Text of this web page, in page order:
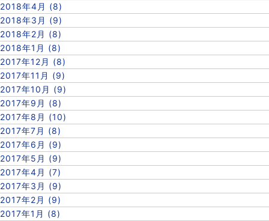
2018年4月 (8)
2018年3月 (9)
2018年2月 (8)
2018年1月 (8)
2017年12月 (8)
2017年11月 (9)
2017年10月 (9)
2017年9月 (8)
2017年8月 (10)
2017年7月 (8)
2017年6月 (9)
2017年5月 (9)
2017年4月 (7)
2017年3月 (9)
2017年2月 (9)
2017年1月 (8)